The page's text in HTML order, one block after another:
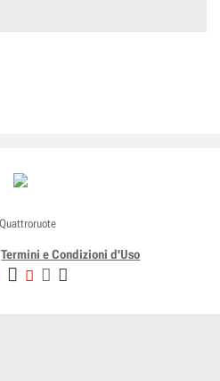
Termini e Condizioni d'Uso